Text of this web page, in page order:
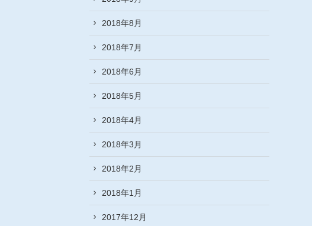
2018年8月
2018年7月
2018年6月
2018年5月
2018年4月
2018年3月
2018年2月
2018年1月
2017年12月